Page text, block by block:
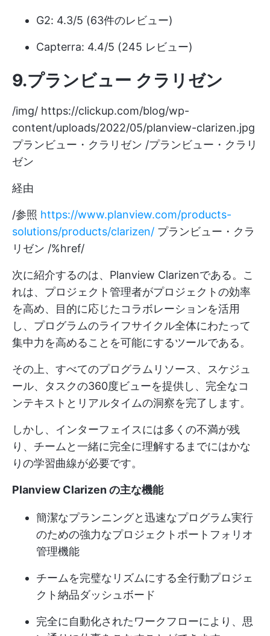
G2: 4.3/5 (63件のレビュー)
Capterra: 4.4/5 (245 レビュー)
9.プランビュー クラリゼン
/img/ https://clickup.com/blog/wp-
content/uploads/2022/05/planview-clarizen.jpg
プランビュー・クラリゼン /プランビュー・クラリ
ゼン
経由
/参照 https://www.planview.com/products-
solutions/products/clarizen/ プランビュー・クラ
リゼン /%href/
次に紹介するのは、Planview Clarizenである。こ
れは、プロジェクト管理者がプロジェクトの効率
を高め、目的に応じたコラボレーションを活用
し、プログラムのライフサイクル全体にわたって
集中力を高めることを可能にするツールである。
その上、すべてのプログラムリソース、スケジュ
ール、タスクの360度ビューを提供し、完全なコ
ンテキストとリアルタイムの洞察を完了します。
しかし、インターフェイスには多くの不満が残
り、チームと一緒に完全に理解するまでにはかな
りの学習曲線が必要です。
Planview Clarizen の主な機能
簡潔なプランニングと迅速なプログラム実行
のための強力なプロジェクトポートフォリオ
管理機能
チームを完璧なリズムにする全行動プロジェ
クト納品ダッシュボード
完全に自動化されたワークフローにより、思